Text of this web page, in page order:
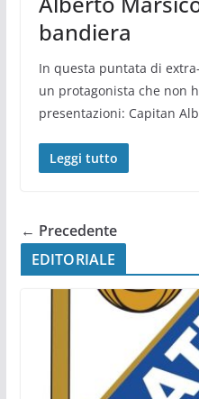
bandiera
In questa puntata di
un protagonista che non
presentazioni: Capitan
Leggi tutto
← Precedente
EDITORIALE